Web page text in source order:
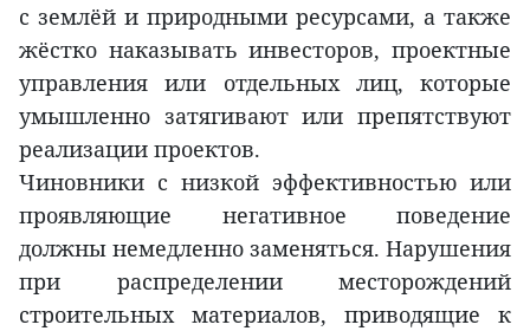
с землёй и природными ресурсами, а также
жёстко наказывать инвесторов, проектные
управления или отдельных лиц, которые
умышленно затягивают или препятствуют
реализации проектов.
Чиновники с низкой эффективностью или
проявляющие негативное поведение
должны немедленно заменяться. Нарушения
при распределении месторождений
строительных материалов, приводящие к